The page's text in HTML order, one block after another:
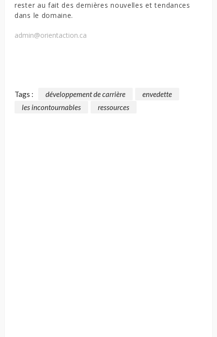
rester au fait des dernières nouvelles et tendances
dans le domaine.
admin@orientaction.ca
Tags : développement de carrière
envedette
les incontournables
ressources